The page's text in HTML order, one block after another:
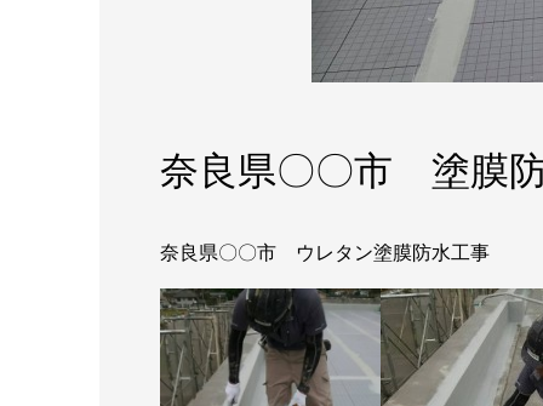
奈良県〇〇市 塗膜
奈良県〇〇市 ウレタン塗膜防水工事